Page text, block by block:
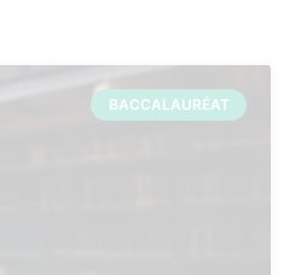
BACCALAURÉAT